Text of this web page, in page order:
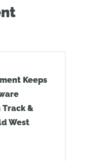
Keeps
Track &
West